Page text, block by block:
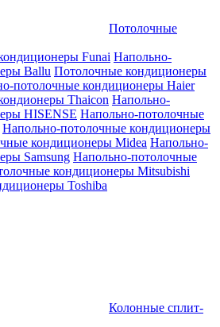
Потолочные
Funai Напольно-
Ballu Потолочные кондиционеры
потолочные кондиционеры Haier
Thaicon Напольно-
HISENSE Напольно-потолочные
Напольно-потолочные кондиционеры
кондиционеры Midea Напольно-
Samsung Напольно-потолочные
кондиционеры Mitsubishi
Toshiba
Колонные сплит-